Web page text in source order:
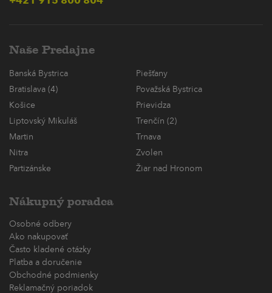
Naše Predajne
Banská Bystrica
Piešťany
Bratislava (4)
Považská Bystrica
Košice
Prievidza
Liptovský Mikuláš
Trenčín (2)
Martin
Trnava
Nitra
Zvolen
Partizánske
Žiar nad Hronom
Nákupný poradca
Osobné odbery
Ako nakupovať
Často kladené otázky
Platba a doručenie
Obchodné podmienky
Reklamačný poriadok